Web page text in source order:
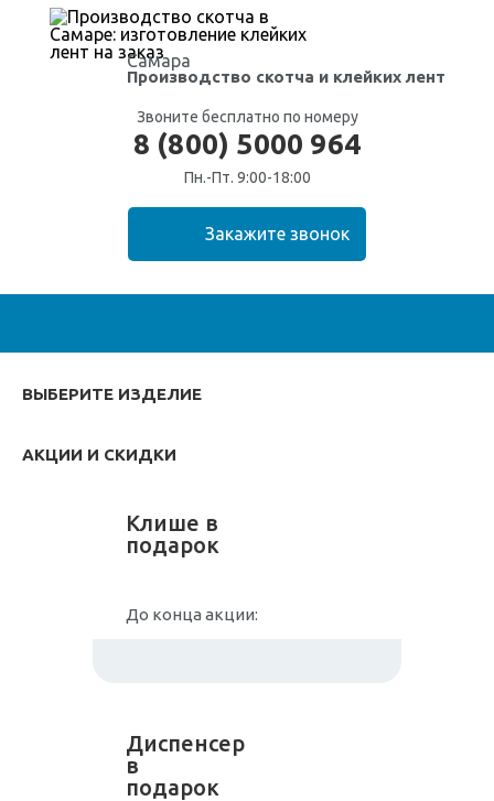
Самара
Производство скотча и клейких лент
Звоните бесплатно по номеру
8 (800) 5000 964
Пн.-Пт. 9:00-18:00
ВЫБЕРИТЕ ИЗДЕЛИЕ
АКЦИИ И СКИДКИ
Клише в
подарок
До конца акции:
Диспенсер
в
подарок